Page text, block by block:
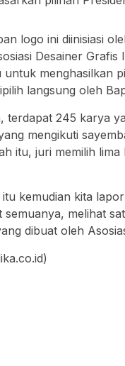
logo ini diinisiasi
Desainer
menghasilkan
langsung oleh
terdapat 245 karya
mengikuti
itu, juri memilih
itu kemudian kita
semuanya, melihat
dibuat oleh